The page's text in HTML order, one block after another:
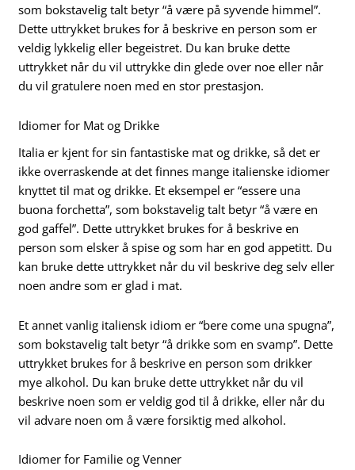
som bokstavelig talt betyr “å være på syvende himmel”.
Dette uttrykket brukes for å beskrive en person som er
veldig lykkelig eller begeistret. Du kan bruke dette
uttrykket når du vil uttrykke din glede over noe eller når
du vil gratulere noen med en stor prestasjon.
Idiomer for Mat og Drikke
Italia er kjent for sin fantastiske mat og drikke, så det er
ikke overraskende at det finnes mange italienske idiomer
knyttet til mat og drikke. Et eksempel er “essere una
buona forchetta”, som bokstavelig talt betyr “å være en
god gaffel”. Dette uttrykket brukes for å beskrive en
person som elsker å spise og som har en god appetitt. Du
kan bruke dette uttrykket når du vil beskrive deg selv eller
noen andre som er glad i mat.
Et annet vanlig italiensk idiom er “bere come una spugna”,
som bokstavelig talt betyr “å drikke som en svamp”. Dette
uttrykket brukes for å beskrive en person som drikker
mye alkohol. Du kan bruke dette uttrykket når du vil
beskrive noen som er veldig god til å drikke, eller når du
vil advare noen om å være forsiktig med alkohol.
Idiomer for Familie og Venner